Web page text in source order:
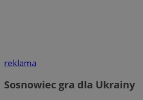
reklama
Sosnowiec gra dla Ukrainy